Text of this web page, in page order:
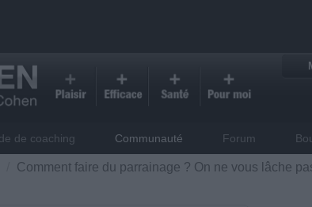
de coaching Communauté Forum
Comment faire du parrainage ? On ne vous lâche